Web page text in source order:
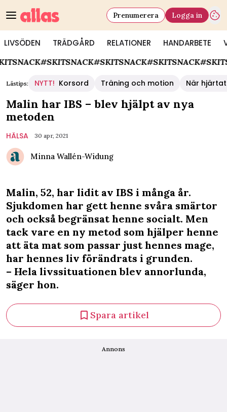
LIVSÖDEN TRÄDGÅRD RELATIONER HANDARBETE
Prenumerera Logga in
#SKITSNACK#SKITSNACK#SKITSNACK#SKITSNACK
Lästips: NYTT! Korsord Träning och motion När
Malin har IBS – blev hjälpt av nya
metoden
HÄLSA 30 apr, 2021
Minna Wallén-Widung
Malin, 52, har lidit av IBS i många år.
Sjukdomen har gett henne svåra smärtor
och också begränsat henne socialt. Men
tack vare en ny metod som hjälper henne
att äta mat som passar just hennes mage,
har hennes liv förändrats i grunden.
– Hela livssituationen blev annorlunda,
säger hon.
Spara artikel
Annons